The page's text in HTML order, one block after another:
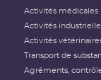
Activités médicales
Activités
Activités
Transport de
Agréments,